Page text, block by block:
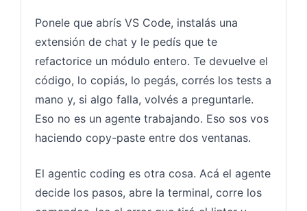
Ponele que abrís VS Code, instalás una
extensión de chat y le pedís que te
refactorice un módulo entero. Te devuelve el
código, lo copiás, lo pegás, corrés los tests a
mano y, si algo falla, volvés a preguntarle.
Eso no es un agente trabajando. Eso sos vos
haciendo copy-paste entre dos ventanas.
El agentic coding es otra cosa. Acá el agente
decide los pasos, abre la terminal, corre los